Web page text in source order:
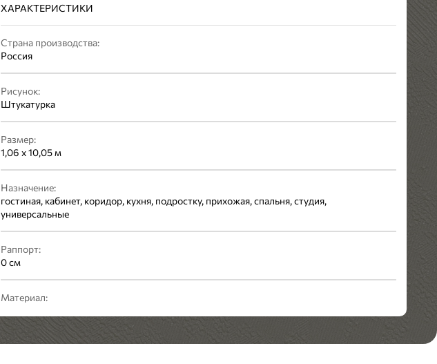
ХАРАКТЕРИСТИКИ
Страна производства:
Россия
Рисунок:
Штукатурка
Размер:
1,06 x 10,05 м
Назначение:
гостиная, кабинет, коридор, кухня, подростку, прихожая, спальня, студия,
универсальные
Раппорт:
0 см
Материал:
Стиль: